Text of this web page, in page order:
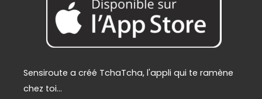
€
Sensiroute a créé TchaTcha, l'appli qui te ramène
chez toi...